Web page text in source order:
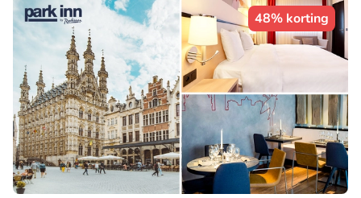
48% korting